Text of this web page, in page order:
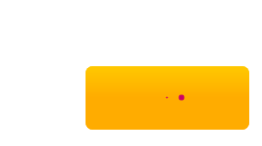
***************